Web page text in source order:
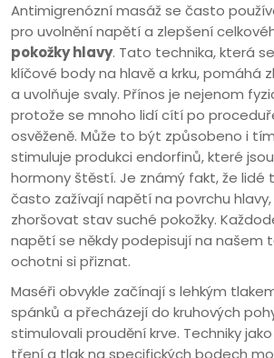
Antimigrenózní masáž se často
pro uvolnění napětí a zlepšení
pokožky hlavy. Tato technika, která
klíčové body na hlavě a krku, pomáhá
a uvolňuje svaly. Přínos je nejenom
protože se mnoho lidí cítí po
osvěženě. Může to být způsobeno i
stimuluje produkci endorfinů, které
hormony štěstí. Je známý fakt, že lidé
často zažívají napětí na povrchu
zhoršovat stav suché pokožky.
napětí se někdy podepisují na našem
ochotni si přiznat.
Maséři obvykle začínají s lehkým
spánků a přecházejí do kruhových
stimulovali proudění krve. Techniky
tření a tlak na specifických bodech